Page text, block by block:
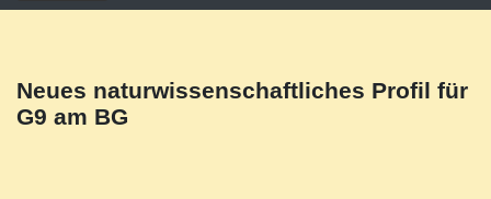
Neues naturwissenschaftliches Profil für
G9 am BG